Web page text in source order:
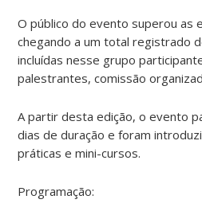
O público do evento superou as
chegando a um total registrado
incluídas nesse grupo
palestrantes, comissão
A partir desta edição, o evento
dias de duração e foram
práticas e mini-cursos.
Programação: